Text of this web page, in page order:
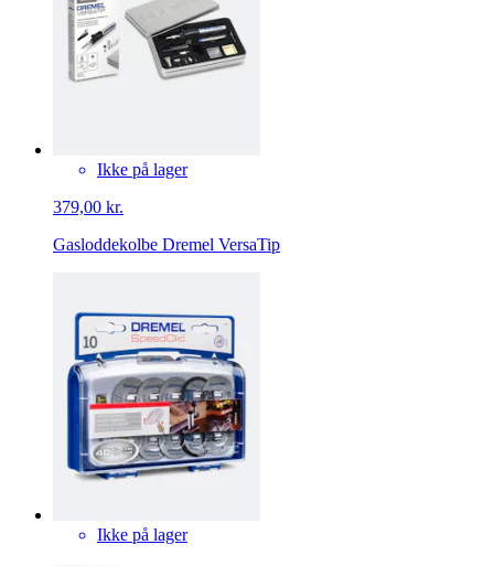
Ikke på lager
379,00 kr.
Gasloddekolbe Dremel VersaTip
Ikke på lager